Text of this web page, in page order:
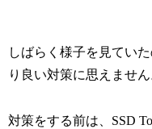
しばらく様子を見てい
り良い対策に思えません
対策をする前は、SSD